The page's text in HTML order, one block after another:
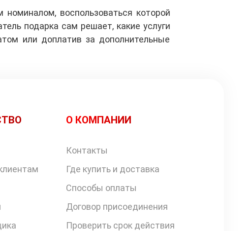
воспользоваться которой
подарка сам решает, какие услуги
или доплатив за дополнительные
О КОМПАНИИ
Контакты
Где купить и доставка
Способы оплаты
Договор присоединения
Проверить срок действия